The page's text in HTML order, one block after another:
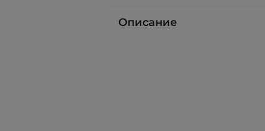
Описание